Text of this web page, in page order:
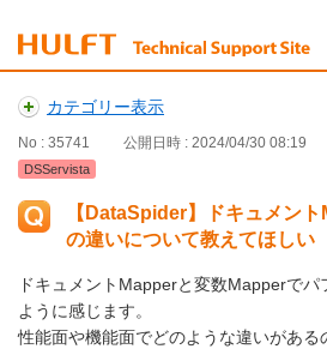
カテゴリー表示
No : 35741 公開日時 : 2024/04/30 08:19
DSServista
【DataSpider】ドキュメン
の違いについて教えてほしい
ドキュメントMapperと変数Mapperでパ
ように感じます。
性能面や機能面でどのような違いがある